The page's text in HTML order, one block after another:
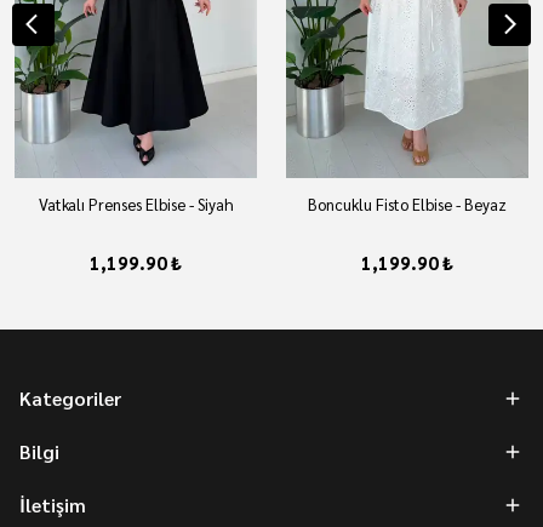
Vatkalı Prenses Elbise - Siyah
1,199.90 ₺
Boncuklu Fisto Elbise - Beyaz
1,199.90 ₺
Kategoriler
Bilgi
İletişim